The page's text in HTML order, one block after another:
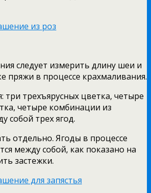
следует измерить длину шеи и
пряжи в процессе крахмаливания.
три трехъярусных цветка, четыре
четыре комбинации из
собой трех ягод.
отдельно. Ягоды в процессе
между собой, как показано на
застежки.